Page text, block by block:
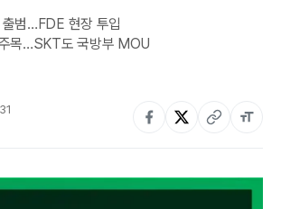
범…FDE 현장 투입
목…SKT도 국방부 MOU